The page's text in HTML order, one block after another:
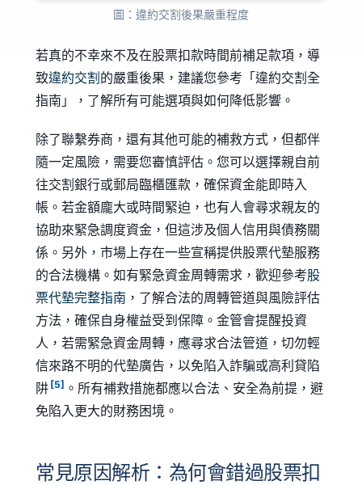
圖：違約交割後果嚴重程度
若真的不幸來不及在股票扣款時間前補足款項，導
致違約交割 的嚴重後果，建議您參考「違約交割全
指南」，了解所有可能選項與如何降低影響。
除了聯繫券商，還有其他可能的補救方式，但都伴
隨一定風險，需要您審慎評估。您可以選擇親自前
往交割銀行或郵局臨櫃匯款，確保資金能即時入
帳。若金額龐大或時間緊迫，也有人會尋求親友的
協助來緊急調度資金，但這涉及個人信用與債務關
係。另外，市場上存在一些宣稱提供股票代墊服務
的合法機構。如有緊急資金周轉需求，歡迎參考股
票代墊完整指南 ，了解合法的周轉管道與風險評估
方法，確保自身權益受到保障。金管會提醒投資
人，若需緊急資金周轉，應尋求合法管道，切勿輕
信來路不明的代墊廣告，以免陷入詐騙或高利貸陷
阱 [5] 。所有補救措施都應以合法、安全為前提，避
免陷入更大的財務困境。
常見原因解析：為何會錯過股票扣